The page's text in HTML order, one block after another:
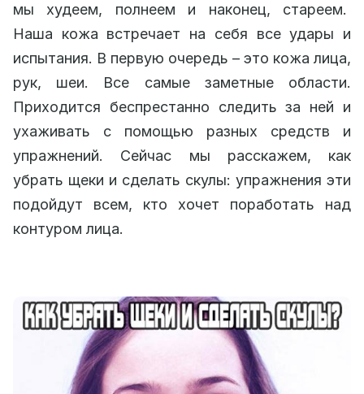
мы худеем, полнеем и наконец, стареем.
Наша кожа встречает на себя все удары и
испытания. В первую очередь – это кожа лица,
рук, шеи. Все самые заметные области.
Приходится беспрестанно следить за ней и
ухаживать с помощью разных средств и
упражнений. Сейчас мы расскажем, как
убрать щеки и сделать скулы: упражнения эти
подойдут всем, кто хочет поработать над
контуром лица.